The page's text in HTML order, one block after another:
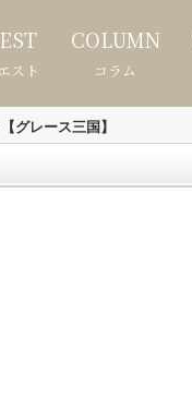
スト
COLUMN
コラム
グレース三国】